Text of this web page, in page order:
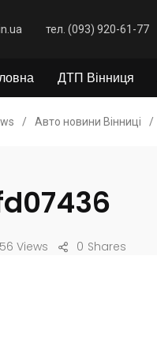
тел. (093) 920-61-77
ДТП Вінниця
/ Авто новини Вінниці /
56 Views Shares
0